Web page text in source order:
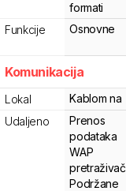
formati
Funkcije
Osnovne
Komunikacija
Lokal Kablom na
Udaljeno
Prenos
podataka
WAP
pretraživač
Podržane